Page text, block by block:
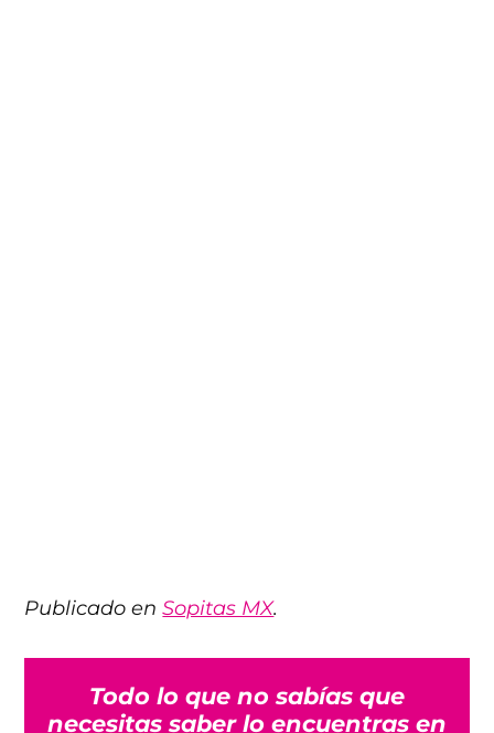
Publicado enSopitas MX.
Todo lo que no sabías que
necesitas saber lo encuentras en